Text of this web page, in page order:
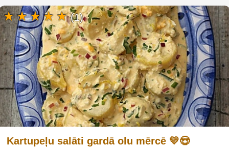
Kartupeļu salāti gardā olu mērcē 💛😍
(1)